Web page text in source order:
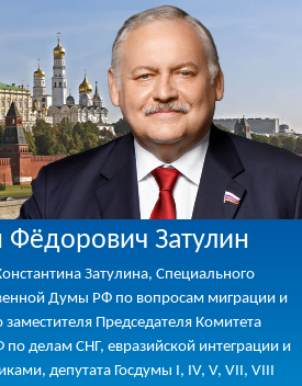
Фёдорович Затулин
Затулина, Специального
Думы РФ по вопросам миграции и
заместителя Председателя Комитета
делам СНГ, евразийской интеграции и
депутата Госдумы I, IV, V, VII, VIII